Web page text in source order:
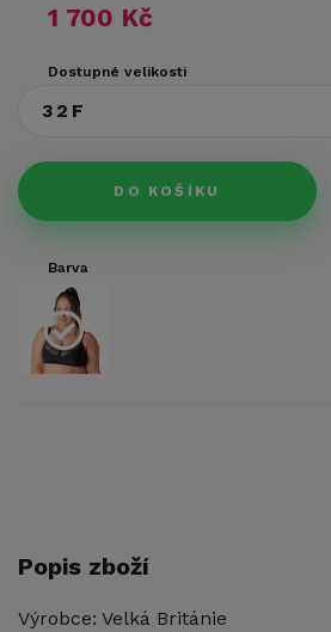
1 700 Kč
Dostupné velikosti
32F
DO KOŠÍKU
Barva
Popis zboží
Výrobce: Velká Británie